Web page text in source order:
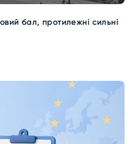
бал, протилежні сильні